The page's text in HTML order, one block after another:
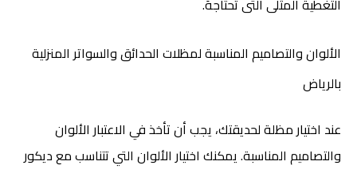
التغطية المثلى التى تحتاجهَ.
الألوان والتصاميم المناسبة لمظلات الحدائق والسواتر المنزلية
بالرياض
عند اختيار مظلة لحديقتك، يجب أن تأخذ في الاعتبار الألوان
والتصاميم المناسبة. يمكنك اختيار الألوان التي تتناسب مع ديكور